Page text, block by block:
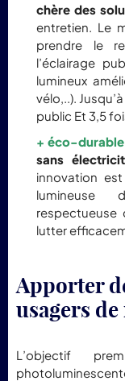
chère des
entretien. Le
prendre le
l’éclairage
lumineux
vélo,..).
public Et 3,5
+ éco-
sans
innovation
lumineuse
respectueuse
lutter
Apporter
usagers
L’objectif